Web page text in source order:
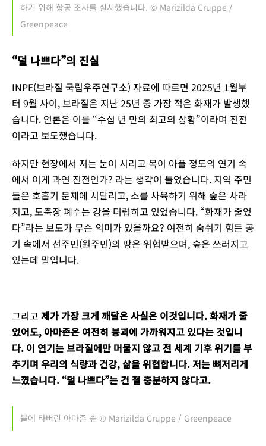
하기 위해 항공 조사를 실시했습니다. © Marizilda Cruppe /
Greenpeace
“덜 나쁘다”의 진실
INPE(브라질 국립우주연구소) 자료에 따르면 2025년 1월부
터 9월 사이, 브라질은 지난 25년 중 가장 적은 화재가 발생했
습니다. 언론은 이를 “수십 년 만의 최고의 상황”이라며 진전
이라고 보도했습니다.
하지만 현장에서 저는 눈이 시리고 목이 아플 정도의 연기 속
에서 이게 과연 진전인가? 라는 생각이 들었습니다. 지역 주민
들은 호흡기 문제에 시달리고, 소를 사육하기 위해 숲은 사라
지고, 도축장 폐수는 강을 더럽히고 있었습니다. “화재가 줄었
다”라는 보도가 무슨 의미가 있을까요? 여전히 숨쉬기 힘든 공
기 속에서 선주민(원주민)의 땅은 위협받으며, 숲은 쓰러지고
있는데 말입니다.
그리고 제가 가장 크게 깨달은 사실은 이것입니다. 화재가 줄
었어도, 아마존은 여전히 붕괴에 가까워지고 있다는 것입니
다. 이 연기는 브라질에만 머물지 않고 전 세계 기후 위기를 부
추기며 우리의 식량과 건강, 삶을 위협합니다. 저는 뼈저리게
느꼈습니다. “덜 나쁘다”는 건 절 충분하지 않다고.
불에 타버린 아마존 숲 © Marizilda Cruppe / Greenpeace